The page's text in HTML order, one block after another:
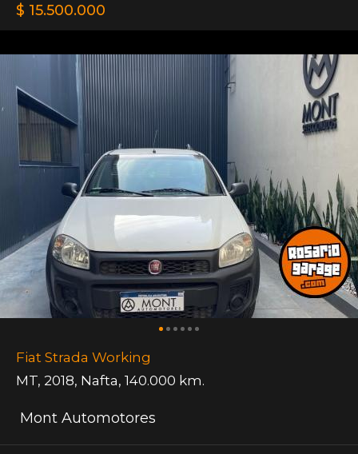
$ 15.500.000
Fiat Strada Working
MT, 2018, Nafta, 140.000 km.
Mont Automotores